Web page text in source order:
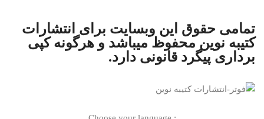
تمامی حقوق این وبسایت برای انتشارات
کتیبه نوین محفوظ میباشد و هرگونه کپی
برداری پیگرد قانونی دارد.